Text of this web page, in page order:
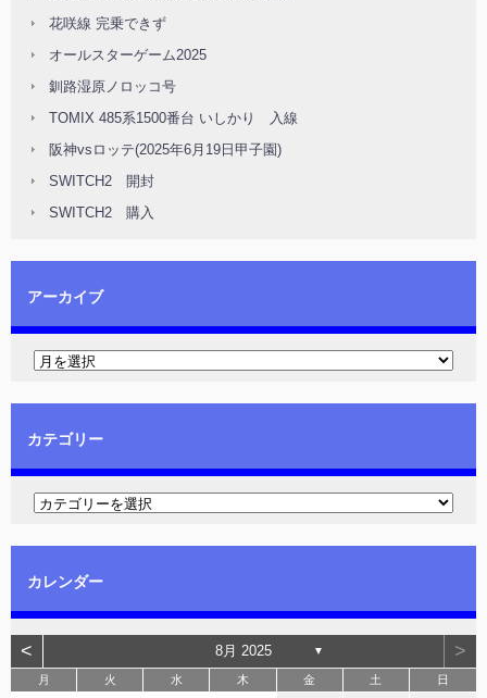
花咲線 完乗できず
オールスターゲーム2025
釧路湿原ノロッコ号
TOMIX 485系1500番台 いしかり 入線
阪神vsロッテ(2025年6月19日甲子園)
SWITCH2 開封
SWITCH2 購入
アーカイブ
カテゴリー
カレンダー
< 8月 2025 ▼ >
月 火 水 木 金 土 日